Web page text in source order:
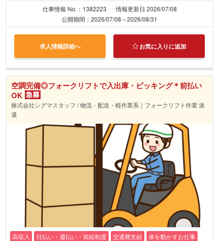
仕事情報 No.：1382223
情報更新日 2026/07/08
公開期間：2026/07/08～2026/08/31
求人情報詳細へ お気に入りに追加
空調完備◎フォークリフトで入出庫・ピッキング＊前払い
OK
株式会社シグマスタッフ / 物流・配送・軽作業系｜フォークリフト作業 派
遣
高収入 日払い・週払い・前給制度 交通費支給
体を動かすお仕事